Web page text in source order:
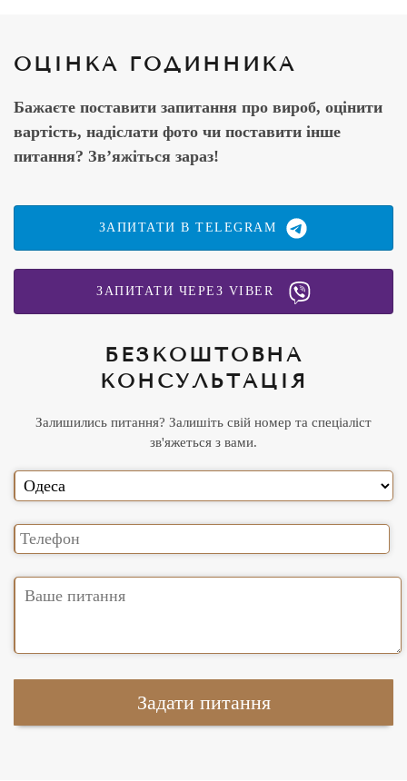
ОЦІНКА ГОДИННИКА
Бажаєте поставити запитання про вироб, оцінити
вартість, надіслати фото чи поставити інше
питання? Зв’яжіться зараз!
ЗАПИТАТИ В TELEGRAM
ЗАПИТАТИ ЧЕРЕЗ VIBER
БЕЗКОШТОВНА
КОНСУЛЬТАЦІЯ
Залишились питання? Залишіть свій номер та спеціаліст
зв'яжеться з вами.